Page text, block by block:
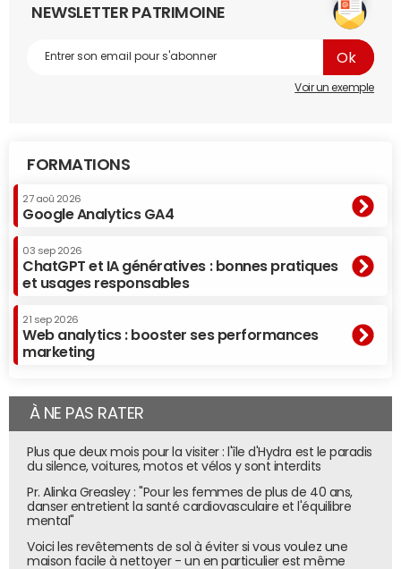
NEWSLETTER PATRIMOINE
Voir un exemple
FORMATIONS
27 aoû 2026
Google Analytics GA4
03 sep 2026
ChatGPT et IA génératives : bonnes pratiques
et usages responsables
21 sep 2026
Web analytics : booster ses performances
marketing
À NE PAS RATER
Plus que deux mois pour la visiter : l'île d'Hydra est le paradis
du silence, voitures, motos et vélos y sont interdits
Pr. Alinka Greasley : "Pour les femmes de plus de 40 ans,
danser entretient la santé cardiovasculaire et l'équilibre
mental"
Voici les revêtements de sol à éviter si vous voulez une
maison facile à nettoyer - un en particulier est même